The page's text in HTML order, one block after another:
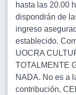
hasta las 20.00
dispondrán de
ingreso
establecido.
UOCRA
TOTALMENTE
NADA. No es a
contribución,